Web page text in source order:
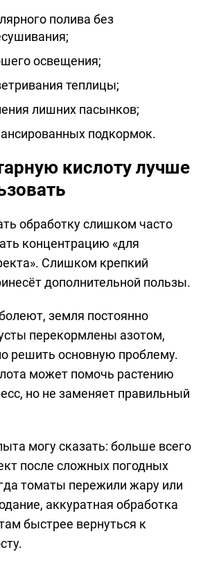
полива без
освещения;
теплицы;
лишних пасынков;
подкормок.
кислоту лучше
обработку слишком часто
концентрацию «для
Слишком крепкий
дополнительной пользы.
земля постоянно
перекормлены азотом,
решить основную проблему.
может помочь растению
но не заменяет правильный
могу сказать: больше всего
после сложных погодных
томаты пережили жару или
аккуратная обработка
быстрее вернуться к